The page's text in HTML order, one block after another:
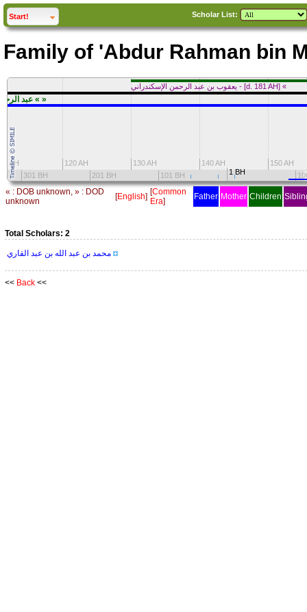
Start! click to Scholar List:
Family of 'Abdur Rahman bin
AH 120 AH 130 AH 140 AH 150 AH
يعقوب بن عبد الرحمن الإسكندراني - [d. 181 AH] «
عبد الرحمن بن محمد بن عبد الله « »
301 BH 201 BH 101 BH 1 BH
« : DOB unknown, » : DOD
unknown
[English] [Common
Era] Father Mother Children
Total Scholars: 2
محمد بن عبد الله بن عبد القاري
<< Back <<